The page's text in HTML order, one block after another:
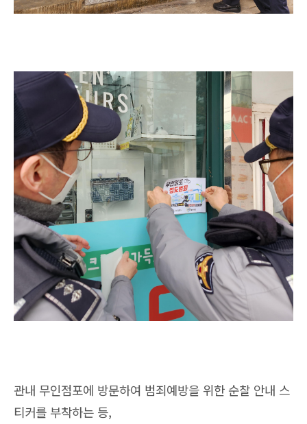
관내 무인점포에 방문하여 범죄예방을 위한 순찰 안내 스
티커를 부착하는 등,